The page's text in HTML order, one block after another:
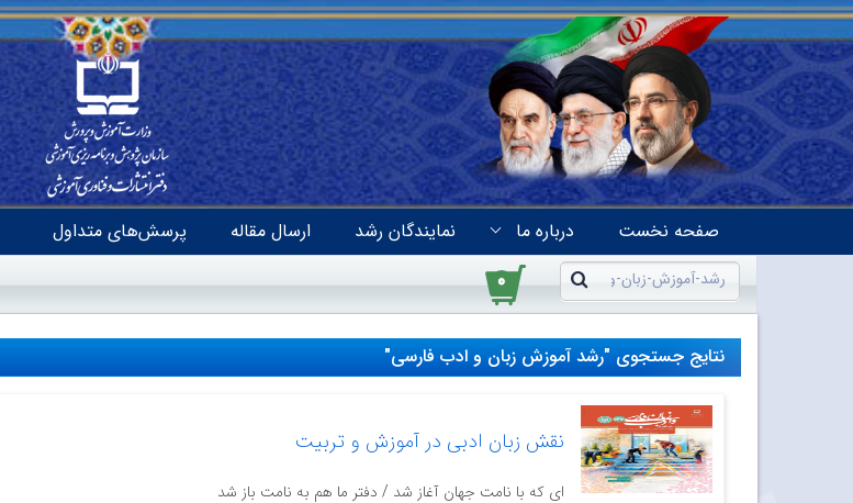
صفحه نخست درباره ما نمایندگان رشد ارسال مقاله پرسش‌های متداول
۰
نتایج جستجوی "رشد آموزش زبان و ادب فارسی"
نقش زبان ادبی در آموزش و تربیت
ای که با نامت جهان آغاز شد / دفتر ما هم به نامت باز شد